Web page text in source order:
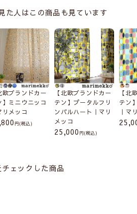
た人はこの商品も見ています
欧ブランドカー
】ミニウニッコ
リメッコ
(税込)
【北欧ブランドカー
テン】プータルフリ
ンパルハート｜マリ
メッコ
25,000 (税込)
【北
テン
｜マ
チェックした商品